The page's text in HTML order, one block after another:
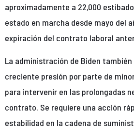
aproximadamente a 22,000
estado en marcha desde mayo del
expiración del contrato laboral
La administración de Biden
creciente presión por parte de
para intervenir en las prolongadas
contrato. Se requiere una acción
estabilidad en la cadena de